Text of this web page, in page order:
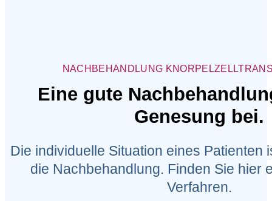
NACHBEHANDLUNG
Eine gute
Genesung bei.
Die individuelle Situation eines Patienten
die Nachbehandlung. Finden Sie hier
Verfahren.